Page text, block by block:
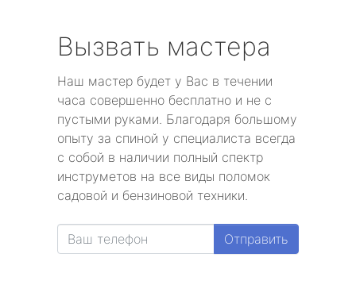
Вызвать мастера
Наш мастер будет у Вас в течении
часа совершенно бесплатно и не с
пустыми руками. Благодаря большому
опыту за спиной у специалиста всегда
с собой в наличии полный спектр
инструметов на все виды поломок
садовой и бензиновой техники.
Отправить